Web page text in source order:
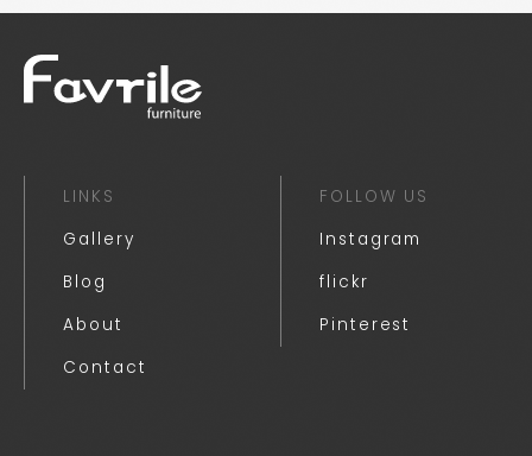
LINKS
Gallery
Blog
About
Contact
FOLLOW US
Instagram
flickr
Pinterest